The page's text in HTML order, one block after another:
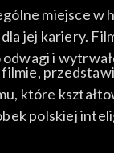
miejsce w
jej kariery.
i
które
polskiej